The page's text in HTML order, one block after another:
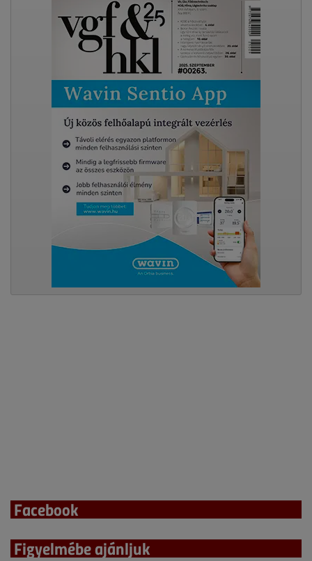
Facebook
Figyelmébe ajánljuk